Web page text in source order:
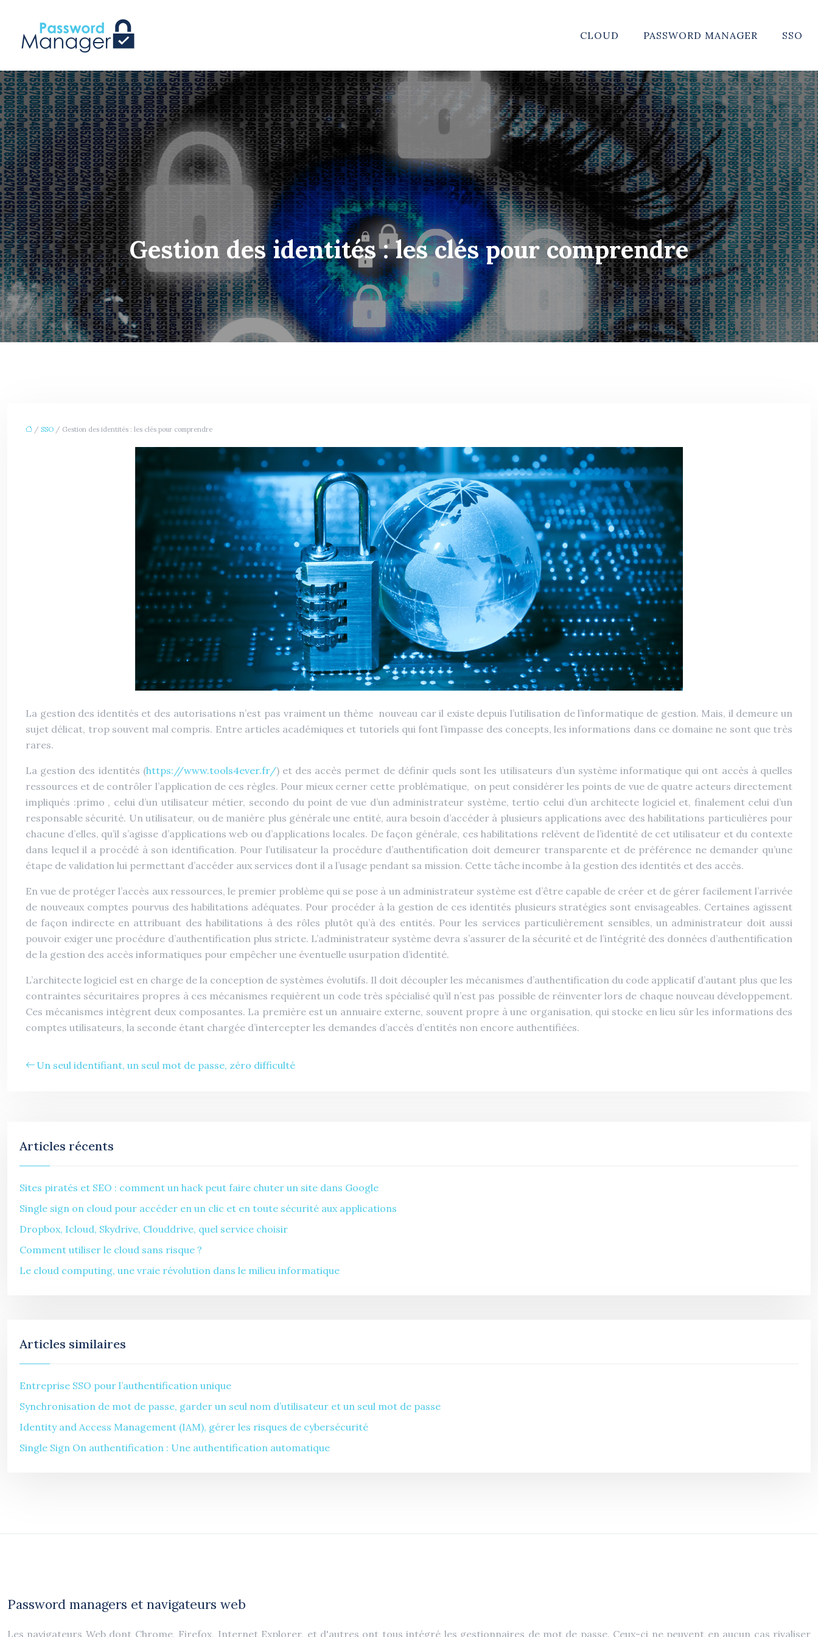
CLOUD PASSWORD MANAGER SSO
Gestion des identités : les clés pour comprendre
/ SSO / Gestion des identités : les clés pour comprendre
La gestion des identités et des autorisations n’est pas vraiment un thème nouveau car il existe depuis l’utilisation de l’informatique de gestion. Mais, il demeure un
sujet délicat, trop souvent mal compris. Entre articles académiques et tutoriels qui font l’impasse des concepts, les informations dans ce domaine ne sont que très
rares.
La gestion des identités (https://www.tools4ever.fr/) et des accès permet de définir quels sont les utilisateurs d’un système informatique qui ont accès à quelles
ressources et de contrôler l’application de ces règles. Pour mieux cerner cette problématique, on peut considérer les points de vue de quatre acteurs directement
impliqués :primo , celui d’un utilisateur métier, secondo du point de vue d’un administrateur système, tertio celui d’un architecte logiciel et, finalement celui d’un
responsable sécurité. Un utilisateur, ou de manière plus générale une entité, aura besoin d’accéder à plusieurs applications avec des habilitations particulières pour
chacune d’elles, qu’il s’agisse d’applications web ou d’applications locales. De façon générale, ces habilitations relèvent de l’identité de cet utilisateur et du contexte
dans lequel il a procédé à son identification. Pour l’utilisateur la procédure d’authentification doit demeurer transparente et de préférence ne demander qu’une
étape de validation lui permettant d’accéder aux services dont il a l’usage pendant sa mission. Cette tâche incombe à la gestion des identités et des accès.
En vue de protéger l’accès aux ressources, le premier problème qui se pose à un administrateur système est d’être capable de créer et de gérer facilement l’arrivée
de nouveaux comptes pourvus des habilitations adéquates. Pour procéder à la gestion de ces identités plusieurs stratégies sont envisageables. Certaines agissent
de façon indirecte en attribuant des habilitations à des rôles plutôt qu’à des entités. Pour les services particulièrement sensibles, un administrateur doit aussi
pouvoir exiger une procédure d’authentification plus stricte. L’administrateur système devra s’assurer de la sécurité et de l’intégrité des données d’authentification
de la gestion des accès informatiques pour empêcher une éventuelle usurpation d’identité.
L’architecte logiciel est en charge de la conception de systèmes évolutifs. Il doit découpler les mécanismes d’authentification du code applicatif d’autant plus que les
contraintes sécuritaires propres à ces mécanismes requièrent un code très spécialisé qu’il n’est pas possible de réinventer lors de chaque nouveau développement.
Ces mécanismes intègrent deux composantes. La première est un annuaire externe, souvent propre à une organisation, qui stocke en lieu sûr les informations des
comptes utilisateurs, la seconde étant chargée d’intercepter les demandes d’accès d’entités non encore authentifiées.
Un seul identifiant, un seul mot de passe, zéro difficulté
Articles récents
Sites piratés et SEO : comment un hack peut faire chuter un site dans Google
Single sign on cloud pour accéder en un clic et en toute sécurité aux applications
Dropbox, Icloud, Skydrive, Clouddrive, quel service choisir
Comment utiliser le cloud sans risque ?
Le cloud computing, une vraie révolution dans le milieu informatique
Articles similaires
Entreprise SSO pour l’authentification unique
Synchronisation de mot de passe, garder un seul nom d’utilisateur et un seul mot de passe
Identity and Access Management (IAM), gérer les risques de cybersécurité
Single Sign On authentification : Une authentification automatique
Password managers et navigateurs web
Les navigateurs Web dont Chrome, Firefox, Internet Explorer, et d'autres ont tous intégré les gestionnaires de mot de passe. Ceux-ci ne peuvent en aucun cas rivaliser